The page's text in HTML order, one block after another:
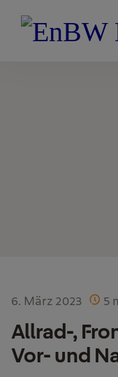
6. März 2023 5
Allrad-,
Vor- und